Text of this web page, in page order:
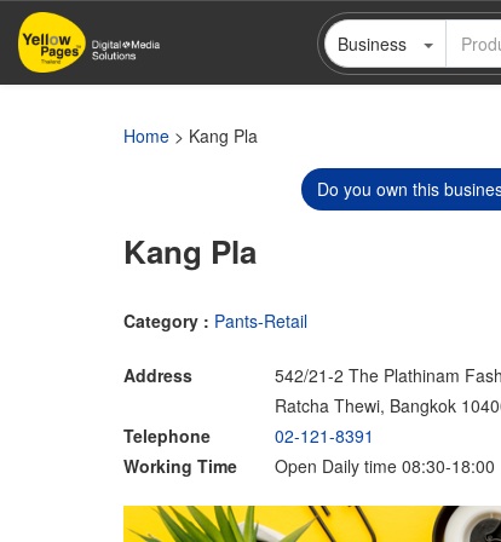
Skip
main
Business
Home > Kang Pla
Do you own this
Kang Pla
Category : Pants-Retail
Address
542/21-2 The Plathinam
Ratcha Thewi, Bangkok
Telephone
02-121-8391
Working Time
Open Daily time 08:30-18:00